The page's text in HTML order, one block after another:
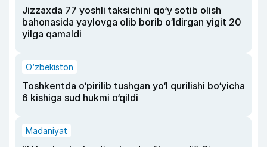
Jizzaxda 77 yoshli taksichini qo‘y sotib olish
bahonasida yaylovga olib borib o‘ldirgan yigit 20
yilga qamaldi
O‘zbekiston
Toshkentda o‘pirilib tushgan yo‘l qurilishi bo‘yicha
6 kishiga sud hukmi o‘qildi
Madaniyat